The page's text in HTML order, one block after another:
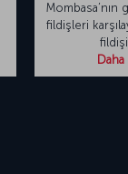
fildişleri